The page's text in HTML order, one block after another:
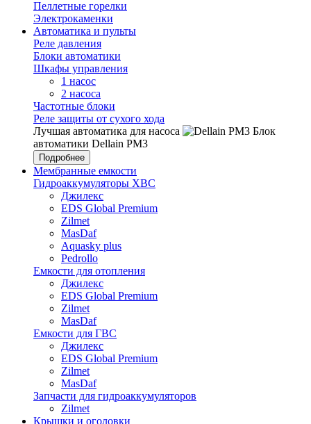
Пеллетные горелки
Электрокаменки
Автоматика и пульты
Реле давления
Блоки автоматики
Шкафы управления
1 насос
2 насоса
Частотные блоки
Реле защиты от сухого хода
Лучшая автоматика для насоса
Блок
автоматики Dellain PM3
Подробнее
Мембранные емкости
Гидроаккумуляторы ХВС
Джилекс
EDS Global Premium
Zilmet
MasDaf
Aquasky plus
Pedrollo
Емкости для отопления
Джилекс
EDS Global Premium
Zilmet
MasDaf
Емкости для ГВС
Джилекс
EDS Global Premium
Zilmet
MasDaf
Запчасти для гидроаккумуляторов
Zilmet
Крышки и оголовки